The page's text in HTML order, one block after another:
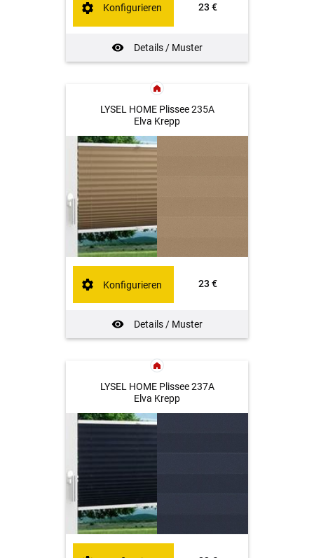
23 €
Details / Muster
Konfigurieren
LYSEL HOME Plissee 235A
Elva Krepp
23 €
Details / Muster
Konfigurieren
LYSEL HOME Plissee 237A
Elva Krepp